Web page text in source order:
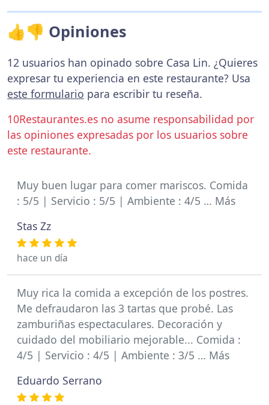
👍👎 Opiniones
12 usuarios han opinado sobre Casa Lin. ¿Quieres
expresar tu experiencia en este restaurante? Usa
este formulario para escribir tu reseña.
10Restaurantes.es no asume responsabilidad por
las opiniones expresadas por los usuarios sobre
este restaurante.
Muy buen lugar para comer mariscos. Comida
: 5/5 | Servicio : 5/5 | Ambiente : 4/5 … Más
Stas Zz
hace un día
Muy rica la comida a excepción de los postres.
Me defraudaron las 3 tartas que probé. Las
zamburiñas espectaculares. Decoración y
cuidado del mobiliario mejorable... Comida :
4/5 | Servicio : 4/5 | Ambiente : 3/5 … Más
Eduardo Serrano